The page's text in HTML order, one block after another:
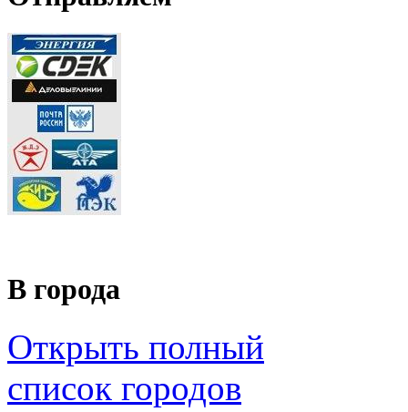
В города
Открыть полный
список городов